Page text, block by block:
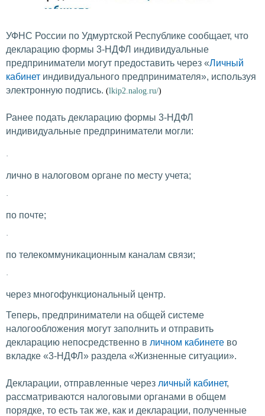
УФНС России по Удмуртской Республике сообщает, что
декларацию формы 3-НДФЛ индивидуальные
предприниматели могут предоставить через «Личный
кабинет индивидуального предпринимателя», используя
электронную подпись. (lkip2.nalog.ru/)
Ранее подать декларацию формы 3-НДФЛ
индивидуальные предприниматели могли:
·
лично в налоговом органе по месту учета;
·
по почте;
·
по телекоммуникационным каналам связи;
·
через многофункциональный центр.
Теперь, предприниматели на общей системе
налогообложения могут заполнить и отправить
декларацию непосредственно в личном кабинете во
вкладке «3-НДФЛ» раздела «Жизненные ситуации».
Декларации, отправленные через личный кабинет,
рассматриваются налоговыми органами в общем
порядке, то есть так же, как и декларации, полученные